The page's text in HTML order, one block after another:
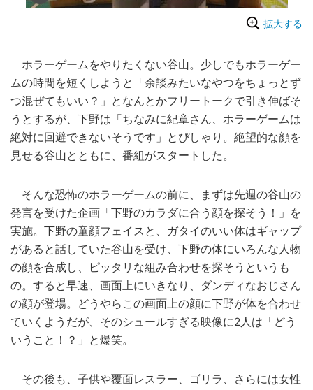
拡大する
ホラーゲームをやりたくない谷山。少しでもホラーゲー
ムの時間を短くしようと「余談みたいなやつをちょっとず
つ混ぜてもいい？」となんとかフリートークで引き伸ばそ
うとするが、下野は「ちなみに紀章さん、ホラーゲームは
絶対に回避できないそうです」とぴしゃり。絶望的な顔を
見せる谷山とともに、番組がスタートした。
そんな恐怖のホラーゲームの前に、まずは先週の谷山の
発言を受けた企画「下野のカラダに合う顔を探そう！」を
実施。下野の童顔フェイスと、ガタイのいい体はギャップ
があると話していた谷山を受け、下野の体にいろんな人物
の顔を合成し、ピッタリな組み合わせを探そうというも
の。すると早速、画面上にいきなり、ダンディなおじさん
の顔が登場。どうやらこの画面上の顔に下野が体を合わせ
ていくようだが、そのシュールすぎる映像に2人は「どう
いうこと！？」と爆笑。
その後も、子供や覆面レスラー、ゴリラ、さらには女性